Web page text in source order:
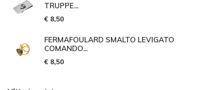
TRUPPE...
€ 8,50
FERMAFOULARD SMALTO LEVIGATO
COMANDO...
€ 8,50